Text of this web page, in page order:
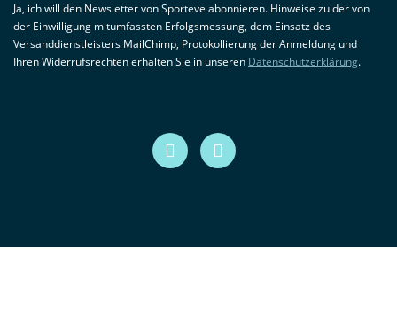
Ja, ich will den Newsletter von Sporteve abonnieren. Hinweise zu der von
der Einwilligung mitumfassten Erfolgsmessung, dem Einsatz des
Versanddienstleisters MailChimp, Protokollierung der Anmeldung und
Ihren Widerrufsrechten erhalten Sie in unseren Datenschutzerklärung.